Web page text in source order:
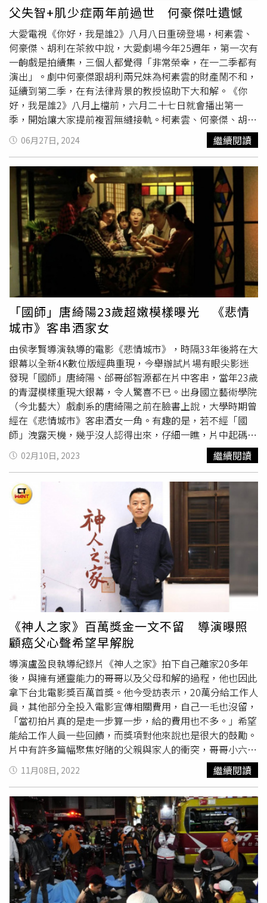
父失智+肌少症兩年前過世 何豪傑吐遺憾
大愛電視《你好，我是誰2》八月八日重磅登場，柯素雲、
何豪傑、胡利在茶敘中說，大愛劇場今年25週年，第一次有
一齣戲是拍續集，三個人都覺得「非常榮幸，在一二季都有
演出」。劇中何豪傑跟胡利兩兄妹為柯素雲的財產鬧不和，
延續到第二季，在有法律背景的教授協助下大和解。《你
好，我是誰2》八月上檔前，六月二十七日就會播出第一
季，開始讓大家提前複習無縫接軌。柯素雲、何豪傑、胡利
是一家人，柯素雲飾演媽媽「春花」，一開始拍失智，自己
加了很多戲，突然的大喊、突然的踢正步等即興演出，連一
起對戲的胡利都被突如其來的演法嚇一跳，跟著配合即興演
出，直到下戲後，大家回想起來都覺得實柯素雲的動作實在
太好笑。胡利飾演女兒「念慈」，看到媽媽柯素雲失智後，
會把自己的大便塗滿牆，還有吃土的場景，對戲時柯素雲說
只要用手指挖出來就好，沒想到胡利也是即興演出，整隻手
都伸進柯素雲的嘴裡，精彩的演技讓柯素雲相當驚豔。柯素
雲的演技其來有自，回想陪自己的爸爸玩
四色牌
，大家說換
你吃牌時，她爸爸真的拿起牌往嘴裡吃，大家才驚覺有異，
後來連大小便也搞不清楚，把垃圾桶當馬桶「當時真的不懂
失智是什麼，會說你怎麼會這樣子，爸爸也很無奈」。柯素
雲父親九十五歲往生，差不多五年的時間是失智狀態，外出
會走失，柯素雲家人就會把爸爸手上戴有地址的手環，有人
知道就會送回來，她爸爸回到嬰兒的狀況，家裡照顧的人會
很辛苦，爸爸最後完全不記得她，只會說謝謝。何豪傑在劇
中飾演兒子「紹康」，想到演出第一季時印象最深的一場
戲，就是他一事無成，買紅豆湯回家就是為了要錢，用很嫌
棄的態度餵柯素雲，吃東西一掉，他就覺得很煩，沒想到失
智的柯素雲想到兒子餵就很開心，導演臨時加了柯素雲三個
字的台詞「謝謝你」讓何豪傑戲裡戲外都覺得很感動「對媽
媽不孝，還跟我說『謝謝你』」。何豪傑想到自己的爸爸也
是失智又肌少症到無法自己餵食長達一年的時間，直到兩年
前過世，當時正逢疫情，就低調辦理，只有告訴王瞳跟艾
成。他想起父親失智時經常問「你演八點檔」這句話，很擔
心他沒工作，因為父親離世之前，他工作不是很順利，沒有
在演戲「很遺憾沒有在最好的時侯被爸爸看到」。何豪傑提
到父親兩年前過世，夫親生命末期因失智加肌少症非常辛
苦。（圖／趙文彬攝）《你好，我是誰2》的劇情因為何豪
傑覬覦柯素雲的財產，胡利想盡辦法保護財產而談到「長者
醫療人權」的議題。柯素雲說她在銀行的建議下已經先立好
遺囑，胡利出國前也會先寫好密碼藏起來，雖然家人不知
道，但一定會找到。何豪傑說他已經幫子女做好準備，先簽
放棄急救，因為自己是過來人會很掙扎，另一個就是簽下器
官捐贈，也是拍大愛劇場時，聽劇組很多人都在聊，何豪傑
大力推薦，因為捐贈器官之後「直系家屬需要器官捐贈時，
可以有優先權，我覺得很好」。
06月27日, 2024 繼續閱讀
「國師」唐綺陽23歲超嫩模樣曝光 《悲情
城市》客串酒家女
由侯孝賢導演執導的電影《悲情城市》，時隔33年後將在大
銀幕以全新4K數位版經典重現，今舉辦試片場有眼尖影迷
發現「國師」唐綺陽、邰哥邰智源都在片中客串，當年23歲
的青澀模樣重現大銀幕，令人驚喜不已。出身國立藝術學院
（今北藝大）戲劇系的唐綺陽之前在臉書上說，大學時期曾
經在《悲情城市》客串酒女一角。有趣的是，若不經「國
師」洩露天機，幾乎沒人認得出來，仔細一瞧，片中起碼
三、四場戲有唐綺陽身影，大多是慵懶地在「小上海酒家」
和鶯鶯燕燕打四色牌
。唐綺陽透露：「當時是暑假劇組到學
校找臨演，其實自己不會打四色牌，為了演出才臨陣磨
槍。」她印象深刻的是有一幕同框飾演歌女的蔡秋鳳，現場
演唱讓她驚呼：「蔡秋鳳真的好會唱、聲音好特別」在電影
最後，唐綺陽還和演員高捷、太保等人同框，甚至與如今的
金馬影后陳淑芳阿姨，有一小段對話台詞。《悲情城市》主
演高捷與重映幕後重要推手褚明仁今出席媒體試片。（圖／
牽猴子提供）《悲情城市》名人彩蛋猛出，唐綺陽扮酒家
女、邰智源當圍事小弟。（圖／牽猴子提供）邰智源（左
一）客串《悲情城市》與主演陳松勇、高捷、陳淑芳、李天
祿等人同框。（圖／牽猴子提供）相對於唐綺陽，飾演「小
上海酒家」圍事小弟的「邰哥」邰智源，則讓眼尖的影迷一
眼就認出。只見他忙進忙出，雖一句台詞都沒，但他那機伶
目光、走路模樣等神態舉止，「邰哥」一路走來，幾乎都沒
變耶。邰智源是在國立藝專影劇科（今台藝大影劇系）畢業
那年，參加華視《青春大對抗》表演單口相聲而嶄露頭角，
半年後便在《悲情城市》客串林家經營的「小上海酒家」圍
事小弟，雖然鏡頭不多，但演來相當搶戲，讓近年因主持網
路節目「木曜4超玩」而人氣高漲的他，在這部經典名作中
的客串，更蔚為話題。除了唐綺陽、邰智源這兩大彩蛋，觀
眾也能看到許多日後的大咖來客串，包含「南哥」蔡振南和
蔡秋鳳，分別在片中唱了哭調版的「悲情的運命」和台語老
歌「春花夢露」。而《悲情城市》編劇吳念真、策劃詹宏志
和作家張大春、謝材俊等人，也在片中分別飾演國小教員、
東北返鄉的台籍菁英、上海來的大公報記者和教員等知識份
子，他們憂國傷時，聚餐時，每每語多慷慨，因此台詞也特
別多，幸好每次拍攝時，大夥都在台語特別溜的「台灣歐吉
桑」吳念真（當時也只有36歲）開口帶動下，演來十分自
然。男配角高捷今天也現身試片現場，分享當年拍攝點滴，
他在片中飾演三哥林文良，精神狀態異常的演出令人印象深
刻，高捷坦言：「當時自己表演經驗不足，所以去請教侯導
02月10日, 2023 繼續閱讀
《神人之家》百萬獎金一文不留 導演曝照
顧癌父心聲希望早解脫
導演盧盈良執導紀錄片《神人之家》拍下自己離家20多年
後，與擁有通靈能力的哥哥以及父母和解的過程，他也因此
拿下台北電影獎百萬首獎。他今受訪表示，20萬分給工作人
員，其他部分全投入電影宣傳相關費用，自己一毛也沒留，
「當初拍片真的是走一步算一步，給的費用也不多。」希望
能給工作人員一些回饋，而獎項對他來說也是很大的鼓勵。
片中有許多篇幅聚焦好賭的父親與家人的衝突，哥哥小六開
始被神明選中而通靈，卻讓愛賭博的父親揮霍家產，尾聲則
是父親的告別式，也象徵與父親的離別。導演盧盈良透露父
親好賭的確帶給家人不小傷害，而且父親罹癌後，一個月5
萬塊醫藥費重擔幾乎在他身上，坦言當時很希望父親能趕快
解脫，「我會不會很不孝？但那時生病有希望他趕快走，他
的醫藥費很沉重，我們沒辦法負擔，另外就是可能離開，對
我爸來說也是一種解脫，他就不用那麼痛苦，也不用一直被
家人厭惡。」盧盈良受訪時表示，原先爸爸罹癌前就要停止
拍攝，「後來知道爸爸剩下的時間不多，就跟團隊商量是否
可以繼續拍，因為自己也想要知道這樣的生病是否會改變爸
11月08日, 2022 繼續閱讀